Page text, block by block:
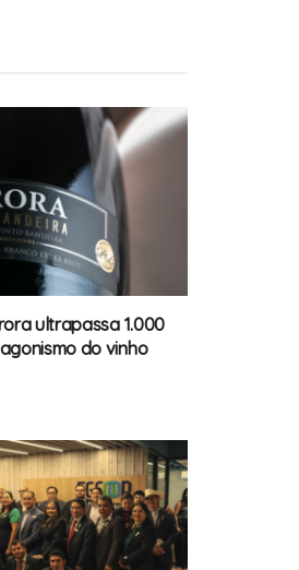
ultrapassa 1.000
do vinho